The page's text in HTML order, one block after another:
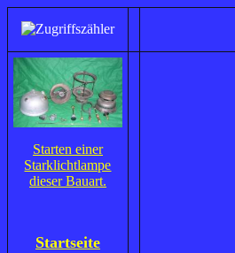
Starten einer
Starklichtlampe
dieser Bauart.
Startseite